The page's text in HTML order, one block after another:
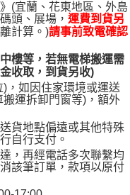
(宜蘭、花東地區、外島
頭、展場， 運費到貨另
計算。)請事前致電確認
樓等，若無電梯搬運需
收取，到貨另收)
，如因住家環境或運送
運拆卸門窗等)，額外
貨地點偏遠或其他特殊
自行支付。
，再經電話多次聯繫均
該筆訂單，款項以原付